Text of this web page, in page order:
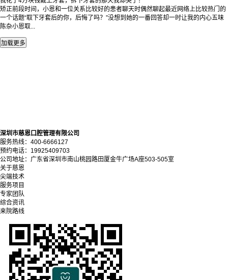
矫正前段时间，小恩和一位关系比较好的患者聊天时偶然聊起最近网络上比较热门的
一个话题“取下牙套后的你，后悔了吗？”没想到她的一番回答却一时让我的内心五味
陈杂小恩取...
深圳市慈恩口腔管理有限公司
服务热线：400-6666127
预约电话：19925409703
公司地址：广东省深圳市南山桃园路田厦金牛广场A座503-505室
关于慈恩
尖端技术
服务项目
专家团队
综合资讯
来院路线